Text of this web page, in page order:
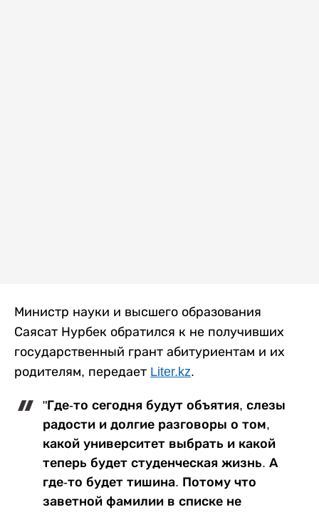
Министр науки и высшего образования
Саясат Нурбек обратился к не получивших
государственный грант абитуриентам и их
родителям, передает Liter.kz.
"Где-то сегодня будут объятия, слезы
радости и долгие разговоры о том,
какой университет выбрать и какой
теперь будет студенческая жизнь. А
где-то будет тишина. Потому что
заветной фамилии в списке не